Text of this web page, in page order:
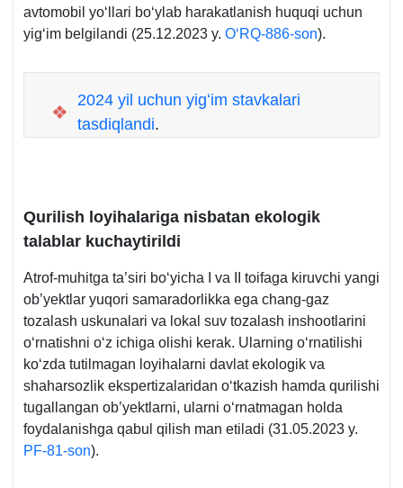
avtomobil yoʻllari boʻylab harakatlanish huquqi uchun
yigʻim belgilandi (25.12.2023 y. OʻRQ-886-son).
❖
2024 yil uchun yigʻim stavkalari
tasdiqlandi.
Qurilish loyihalariga nisbatan ekologik
talablar kuchaytirildi
Atrof-muhitga ta’siri boʻyicha I va II toifaga kiruvchi yangi
ob’yektlar yuqori samaradorlikka ega chang-gaz
tozalash uskunalari va lokal suv tozalash inshootlarini
oʻrnatishni oʻz ichiga olishi kerak. Ularning oʻrnatilishi
koʻzda tutilmagan loyihalarni davlat ekologik va
shaharsozlik ekspertizalaridan oʻtkazish hamda qurilishi
tugallangan ob’yektlarni, ularni oʻrnatmagan holda
foydalanishga qabul qilish man etiladi (31.05.2023 y.
PF-81-son).